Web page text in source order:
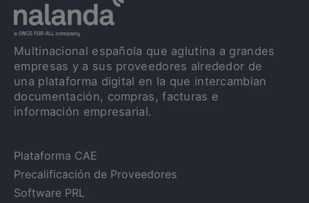
Multinacional española que aglutina a grandes
empresas y a sus proveedores alrededor de
una plataforma digital en la que intercambian
documentación, compras, facturas e
información empresarial.
Plataforma CAE
Precalificación de Proveedores
Software PRL